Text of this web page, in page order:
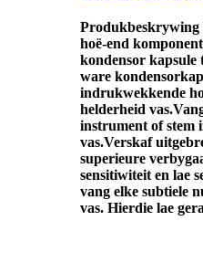
Produkbeskrywing
hoë-end
kondensor kapsule
ware
indrukwekkende
helderheid
instrument of stem
vas.Verskaf
superieure
sensitiwiteit en lae
vang elke subtiele
vas. Hierdie lae